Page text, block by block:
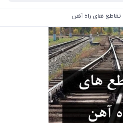
تقاطع های راه آهن